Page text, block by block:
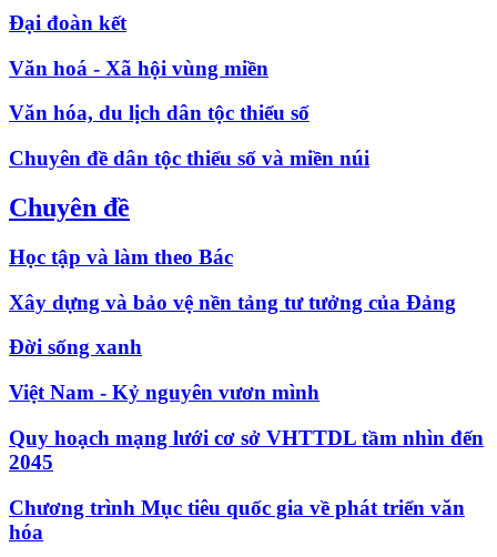
Đại đoàn kết
Văn hoá - Xã hội vùng miền
Văn hóa, du lịch dân tộc thiểu số
Chuyên đề dân tộc thiểu số và miền núi
Chuyên đề
Học tập và làm theo Bác
Xây dựng và bảo vệ nền tảng tư tưởng của Đảng
Đời sống xanh
Việt Nam - Kỷ nguyên vươn mình
Quy hoạch mạng lưới cơ sở VHTTDL tầm nhìn đến
2045
Chương trình Mục tiêu quốc gia về phát triển văn
hóa